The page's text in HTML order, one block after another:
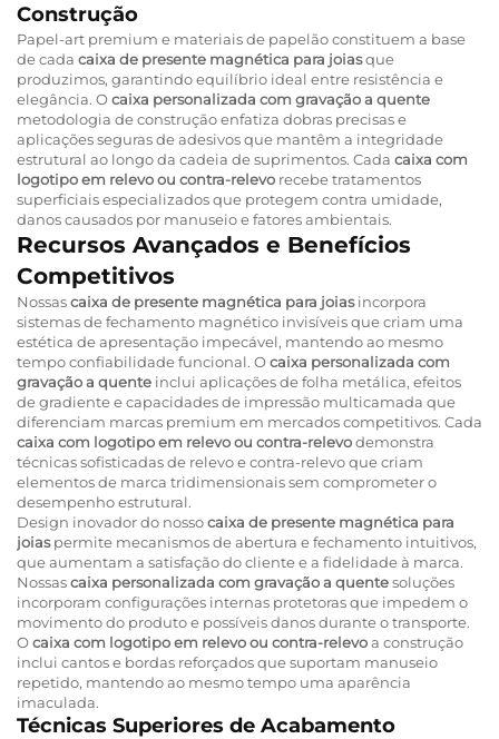
Construção
Papel-art premium e materiais de papelão constituem a base
de cada caixa de presente magnética para joiasque
produzimos, garantindo equilíbrio ideal entre resistência e
elegância. Ocaixa personalizada com gravação a quente
metodologia de construção enfatiza dobras precisas e
aplicações seguras de adesivos que mantêm a integridade
estrutural ao longo da cadeia de suprimentos. Cada caixa com
logotipo em relevo ou contra-relevo recebe tratamentos
superficiais especializados que protegem contra umidade,
danos causados por manuseio e fatores ambientais.
Recursos Avançados e Benefícios
Competitivos
Nossascaixa de presente magnética para joiasincorpora
sistemas de fechamento magnético invisíveis que criam uma
estética de apresentação impecável, mantendo ao mesmo
tempo confiabilidade funcional. Ocaixa personalizada com
gravação a quente inclui aplicações de folha metálica, efeitos
de gradiente e capacidades de impressão multicamada que
diferenciam marcas premium em mercados competitivos. Cada
caixa com logotipo em relevo ou contra-relevodemonstra
técnicas sofisticadas de relevo e contra-relevo que criam
elementos de marca tridimensionais sem comprometer o
desempenho estrutural.
Design inovador do nossocaixa de presente magnética para
joiaspermite mecanismos de abertura e fechamento intuitivos,
que aumentam a satisfação do cliente e a fidelidade à marca.
Nossascaixa personalizada com gravação a quentesoluções
incorporam configurações internas protetoras que impedem o
movimento do produto e possíveis danos durante o transporte.
Ocaixa com logotipo em relevo ou contra-relevoa construção
inclui cantos e bordas reforçados que suportam manuseio
repetido, mantendo ao mesmo tempo uma aparência
imaculada.
Técnicas Superiores de Acabamento